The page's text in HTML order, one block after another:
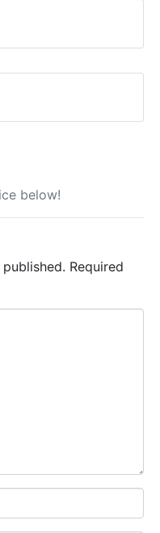
below!
Required